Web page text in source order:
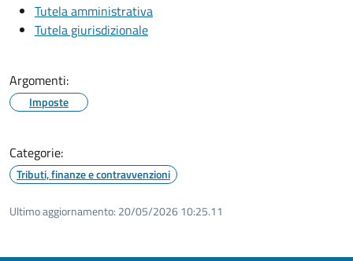
Tutela amministrativa
Tutela giurisdizionale
Argomenti:
Imposte
Categorie:
Tributi, finanze e contravvenzioni
Ultimo aggiornamento: 20/05/2026 10:25.11